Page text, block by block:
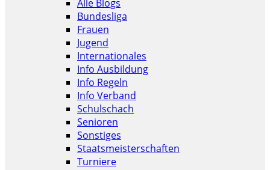
Alle Blogs
Bundesliga
Frauen
Jugend
Internationales
Info Ausbildung
Info Regeln
Info Verband
Schulschach
Senioren
Sonstiges
Staatsmeisterschaften
Turniere